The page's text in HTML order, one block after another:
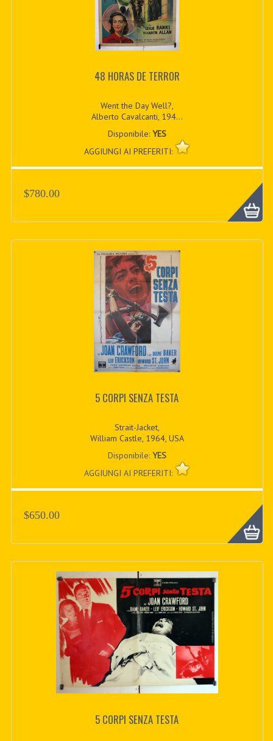
48 HORAS DE TERROR
Went the Day Well?,
Alberto Cavalcanti, 194...
Disponibile: YES
AGGIUNGI AI PREFERITI:
$780.00
5 CORPI SENZA TESTA
Strait-Jacket,
William Castle, 1964, USA
Disponibile: YES
AGGIUNGI AI PREFERITI:
$650.00
5 CORPI SENZA TESTA